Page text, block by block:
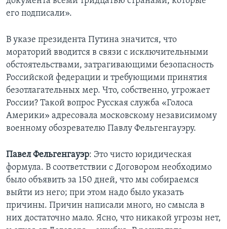
его подписали».
В указе президента Путина значится, что
мораторий вводится в связи с исключительными
обстоятельствами, затрагивающими безопасность
Российской федерации и требующими принятия
безотлагательных мер. Что, собственно, угрожает
России? Такой вопрос Русская служба «Голоса
Америки» адресовала московскому независимому
военному обозревателю Павлу Фельгенгауэру.
Павел Фельгенгауэр: Это чисто юридическая
формула. В соответствии с Договором необходимо
было объявить за 150 дней, что мы собираемся
выйти из него; при этом надо было указать
причины. Причин написали много, но смысла в
них достаточно мало. Ясно, что никакой угрозы нет,